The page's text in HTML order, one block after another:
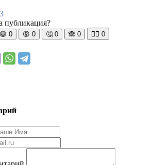
публикация?
😆 0 😡 0 🤔 0 🙈 0 🧘‍♀️ 0